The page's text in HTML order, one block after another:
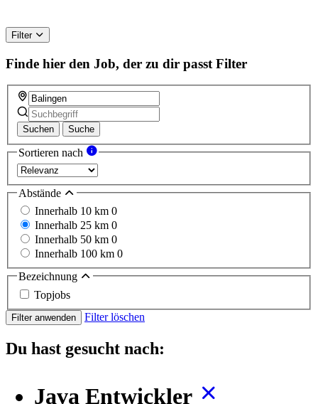
Filter
Finde hier den Job, der zu dir passt Filter
Suchen Suche
Sortieren nach
Abstände
Innerhalb 10 km 0
Innerhalb 25 km 0
Innerhalb 50 km 0
Innerhalb 100 km 0
Bezeichnung
Topjobs
Filter anwenden Filter löschen
Du hast gesucht nach:
Java Entwickler